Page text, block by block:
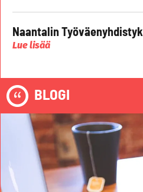
Naantalin
Lue lisää
BLOGI